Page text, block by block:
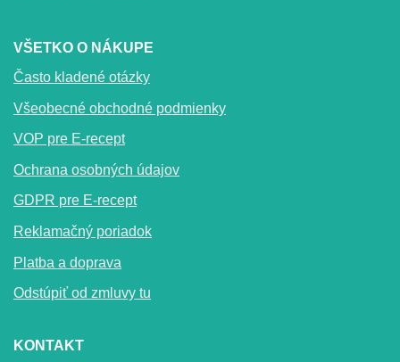
VŠETKO O NÁKUPE
Často kladené otázky
Všeobecné obchodné podmienky
VOP pre E-recept
Ochrana osobných údajov
GDPR pre E-recept
Reklamačný poriadok
Platba a doprava
Odstúpiť od zmluvy tu
KONTAKT